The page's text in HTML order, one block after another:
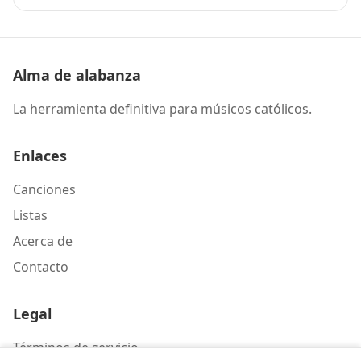
Alma de alabanza
La herramienta definitiva para músicos católicos.
Enlaces
Canciones
Listas
Acerca de
Contacto
Legal